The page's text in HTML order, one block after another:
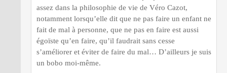
assez dans la philosophie de vie de Véro Cazot,
notamment lorsqu’elle dit que ne pas faire un enfant ne
fait de mal à personne, que ne pas en faire est aussi
égoïste qu’en faire, qu’il faudrait sans cesse
s’améliorer et éviter de faire du mal… D’ailleurs je suis
un bobo moi-même.